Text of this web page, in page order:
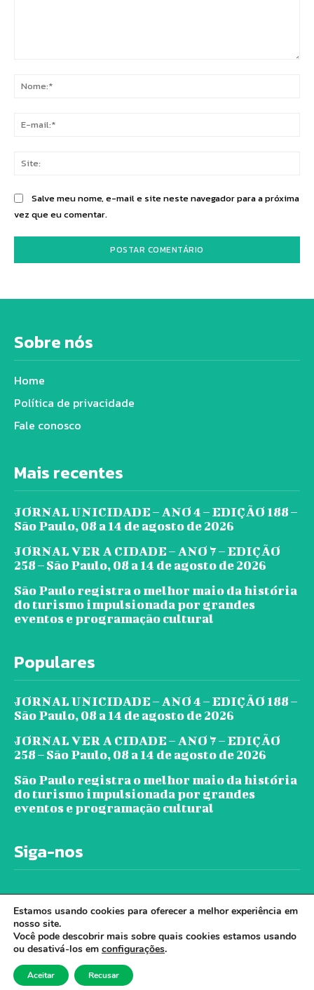
Salve meu nome, e-mail e site neste navegador para a próxima
vez que eu comentar.
Sobre nós
Home
Política de privacidade
Fale conosco
Mais recentes
JORNAL UNICIDADE – ANO 4 – EDIÇÃO 188 –
São Paulo, 08 a 14 de agosto de 2026
JORNAL VER A CIDADE – ANO 7 – EDIÇÃO
258 – São Paulo, 08 a 14 de agosto de 2026
São Paulo registra o melhor maio da história
do turismo impulsionada por grandes
eventos e programação cultural
Populares
JORNAL UNICIDADE – ANO 4 – EDIÇÃO 188 –
São Paulo, 08 a 14 de agosto de 2026
JORNAL VER A CIDADE – ANO 7 – EDIÇÃO
258 – São Paulo, 08 a 14 de agosto de 2026
São Paulo registra o melhor maio da história
do turismo impulsionada por grandes
eventos e programação cultural
Siga-nos
© Jornal Ver A Cidade - Todos os direitos
reservados. - Desenvolvido por Cloudbe.
Estamos usando cookies para oferecer a melhor experiência em
nosso site.
Você pode descobrir mais sobre quais cookies estamos usando
ou desativá-los em configurações.
Aceitar Recusar